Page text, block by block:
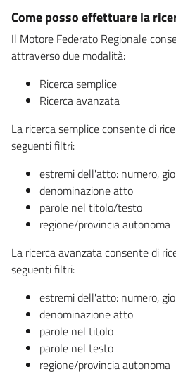
Come posso effettuare la
Il Motore Federato Regionale
attraverso due modalità:
Ricerca semplice
Ricerca avanzata
La ricerca semplice consente di
seguenti filtri:
estremi dell'atto: numero,
denominazione atto
parole nel titolo/testo
regione/provincia autonoma
La ricerca avanzata consente di
seguenti filtri:
estremi dell'atto: numero,
denominazione atto
parole nel titolo
parole nel testo
regione/provincia autonoma